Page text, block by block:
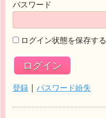
パスワード
ログイン状態を保存する
登録 | パスワード紛失